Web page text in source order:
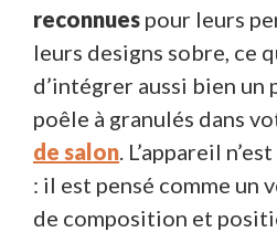
reconnues pour leurs
leurs designs sobre, ce
d’intégrer aussi bien un
poêle à granulés dans
de salon. L’appareil
: il est pensé comme un
de composition et